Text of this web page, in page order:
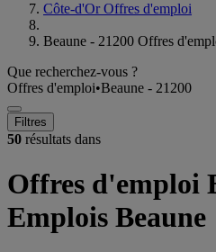
Côte-d'Or Offres d'emploi
Beaune - 21200 Offres
Que recherchez-vous ?
Offres d'emploi•Beaune - 21200
Filtres
50 résultats dans
Offres d'emploi
Emplois Beaune